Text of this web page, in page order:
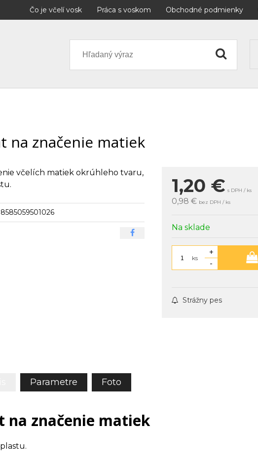
Čo je včelí vosk Práca s voskom Obchodné podmienky
na značenie matiek
1,20 € s DPH / ks
0,98 € bez DPH / ks
Na sklade
ks
+
-
Strážny pes
včelích matiek okrúhleho tvaru,
8585059501026
Parametre Foto
na značenie matiek